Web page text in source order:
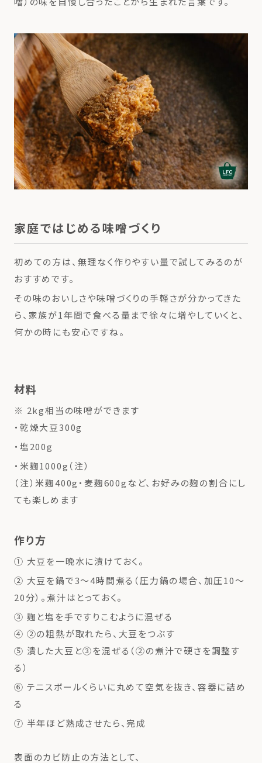
家庭ではじめる味噌づくり
初めての方は、無理なく作りやすい量で試してみるのが
おすすめです。
その味のおいしさや味噌づくりの手軽さが分かってきた
ら、家族が1年間で食べる量まで徐々に増やしていくと、
何かの時にも安心ですね。
材料
※ 2kg相当の味噌ができます
・乾燥大豆300g
・塩200g
・米麹1000g（注）
（注）米麹400g・麦麹600gなど、お好みの麹の割合にし
ても楽しめます
作り方
① 大豆を一晩水に漬けておく。
② 大豆を鍋で3〜4時間煮る（圧力鍋の場合、加圧10〜
20分）。煮汁はとっておく。
③ 麹と塩を手ですりこむように混ぜる
④ ②の粗熱が取れたら、大豆をつぶす
⑤ 潰した大豆と③を混ぜる（②の煮汁で硬さを調整す
る）
⑥ テニスボールくらいに丸めて空気を抜き、容器に詰め
る
⑦ 半年ほど熟成させたら、完成
表面のカビ防止の方法として、